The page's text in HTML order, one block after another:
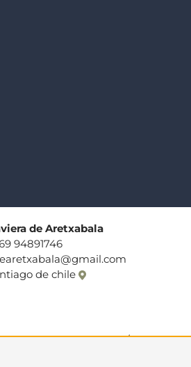
de Aretxabala
94891746
de chile
Aviso Legal / Derechos